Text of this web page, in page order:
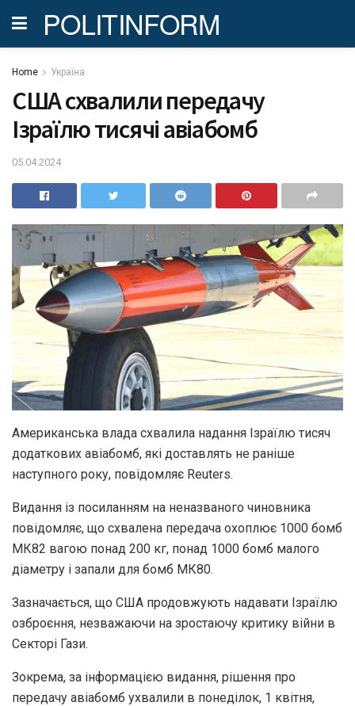
POLITINFORM
Home Україна
США схвалили передачу
Ізраїлю тисячі авіабомб
05.04.2024
Американська влада схвалила надання Ізраїлю тисяч
додаткових авіабомб, які доставлять не раніше
наступного року, повідомляє Reuters.
Видання із посиланням на неназваного чиновника
повідомляє, що схвалена передача охоплює 1000 бомб
МК82 вагою понад 200 кг, понад 1000 бомб малого
діаметру і запали для бомб МК80.
Зазначається, що США продовжують надавати Ізраїлю
озброєння, незважаючи на зростаючу критику війни в
Секторі Гази.
Зокрема, за інформацією видання, рішення про
передачу авіабомб ухвалили в понеділок, 1 квітня,